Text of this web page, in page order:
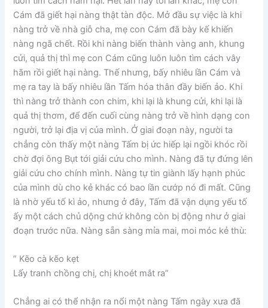
Cám đã giết hại nàng thật tàn độc. Mở đầu sự việc là khi
nàng trở về nhà giỗ cha, mẹ con Cám đã bày kế khiến
nàng ngã chết. Rồi khi nàng biến thành vàng anh, khung
cửi, quả thị thì mẹ con Cám cũng luôn luôn tìm cách vây
hãm rồi giết hại nàng. Thế nhưng, bấy nhiêu lần Cám và
mẹ ra tay là bấy nhiêu lần Tấm hóa thân đầy biến ảo. Khi
thì nàng trở thành con chim, khi lại là khung cửi, khi lại là
quả thị thơm, để đến cuối cùng nàng trở về hình dạng con
người, trở lại địa vị của mình. Ở giai đoạn này, người ta
chẳng còn thấy một nàng Tấm bị ức hiếp lại ngồi khóc rồi
chờ đợi ông Bụt tới giải cứu cho mình. Nàng đã tự đứng lên
giải cứu cho chính mình. Nàng tự tin giành lấy hạnh phúc
của mình dù cho kẻ khác có bao lần cướp nó đi mất. Cũng
là nhờ yếu tố kì ảo, nhưng ở đây, Tấm đã vận dụng yếu tố
ấy một cách chủ dộng chứ không còn bị động như ở giai
đoạn trước nữa. Nàng sẵn sàng mỉa mai, moi móc kẻ thù:
” Kẽo cà kẽo kẹt
Lấy tranh chồng chị, chị khoét mắt ra”
Chẳng ai có thể nhận ra nổi một nàng Tấm ngày xưa đã